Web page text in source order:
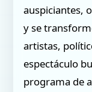
auspiciantes,
y se
artistas,
espectáculo
programa de